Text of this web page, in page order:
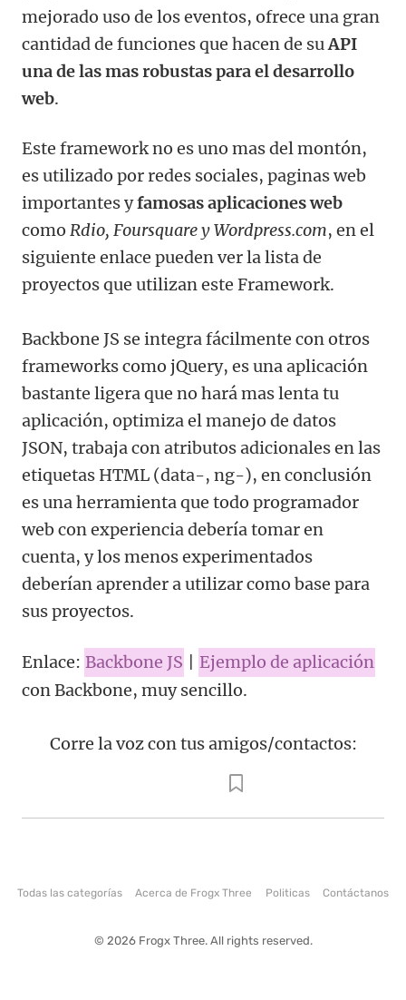
mejorado uso de los eventos, ofrece una gran
cantidad de funciones que hacen de suAPI
una de las mas robustas para el desarrollo
web.
Este framework no es uno mas del montón,
es utilizado por redes sociales, paginas web
importantes yfamosas aplicaciones web
como Rdio, Foursquare y Wordpress.com, en el
siguiente enlace pueden ver la lista de
proyectos que utilizan este Framework.
Backbone JS se integra fácilmente con otros
frameworks como jQuery, es una aplicación
bastante ligera que no hará mas lenta tu
aplicación, optimiza el manejo de datos
JSON, trabaja con atributos adicionales en las
etiquetas HTML (data-, ng-), en conclusión
es una herramienta que todo programador
web con experiencia debería tomar en
cuenta, y los menos experimentados
deberían aprender a utilizar como base para
sus proyectos.
Enlace: Backbone JS
Ejemplo de aplicación
con Backbone, muy sencillo.
Corre la voz con tus amigos/contactos:
Todas las categorías Acerca de Frogx Three Politicas Contáctanos
© 2026 Frogx Three. All rights reserved.